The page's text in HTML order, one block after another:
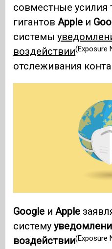
совместные усилия
гигантовApple и
системы
воздействии(Exposure
отслеживания
Google иApple
систему
воздействии(Exposure